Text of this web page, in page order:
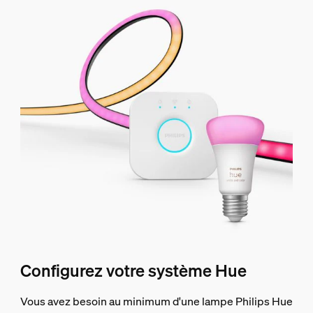
Configurez votre système Hue
Vous avez besoin au minimum d'une lampe Philips Hue